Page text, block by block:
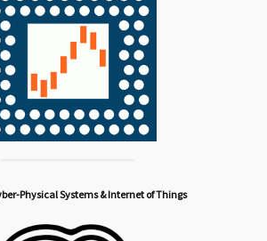
Physical Systems & Internet of Things